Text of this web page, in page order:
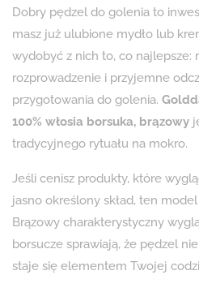
Dobry pędzel do golenia to
masz już ulubione mydło lub
wydobyć z nich to, co najlepsze:
rozprowadzenie i przyjemne
przygotowania do golenia.
100% włosia borsuka, brązowy
tradycyjnego rytuału na mokro.
Jeśli cenisz produkty, które
jasno określony skład, ten
Brązowy charakterystyczny
borsucze sprawiają, że pędzel
staje się elementem Twojej